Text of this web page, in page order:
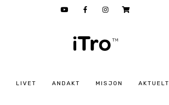
LIVET ANDAKT MISJON AKTUELT